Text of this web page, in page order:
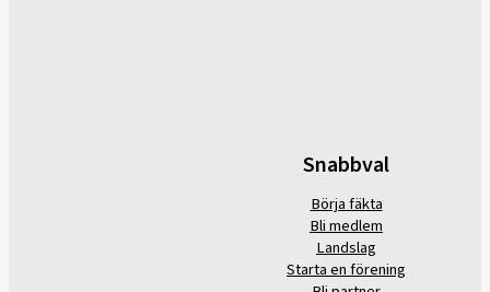
Snabbval
Börja fäkta
Bli medlem
Landslag
Starta en förening